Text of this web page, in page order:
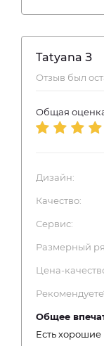
Tatyana З
Общая
Дизайн:
Качество:
Сервис:
Размерный
Цена-
Общее
Есть